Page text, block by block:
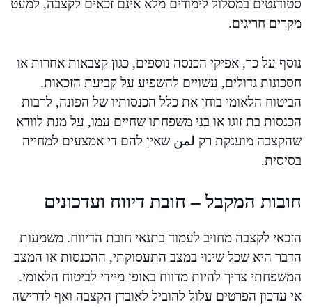
סטודנטים במסלול לימודים מלא אינם זכאים לקצבה, למעט
מקרים חריגים.
נוסף על כך, אפיקי הכנסה נוספים, כגון קצבאות אחרות או
חסכונות גדולים, עשויים להשפיע על קביעת הזכאות.
הביטוח הלאומי בוחן את כלל הכנסותיו של הפונה, לרבות
הכנסות בת זוגו או בני משפחתו שחיים עמו, על מנת לוודא
שהקצבה מוענקת רק لمن שאין להם די אמצעים למחייה
בסיסית.
חובות המקבל – חובת דיווח ועדכונים
הזכאי לקצבה מחויב לעמוד בתנאי חובת הדיווח. משמעות
הדבר היא שכל שינוי במצב התעסוקתי, ההכנסות או המצב
המשפחתי צריך להיות מדווח באופן מיידי לביטוח הלאומי.
אי עדכון הפרטים עלול להוביל לאובדן הקצבה ואף לדרישה